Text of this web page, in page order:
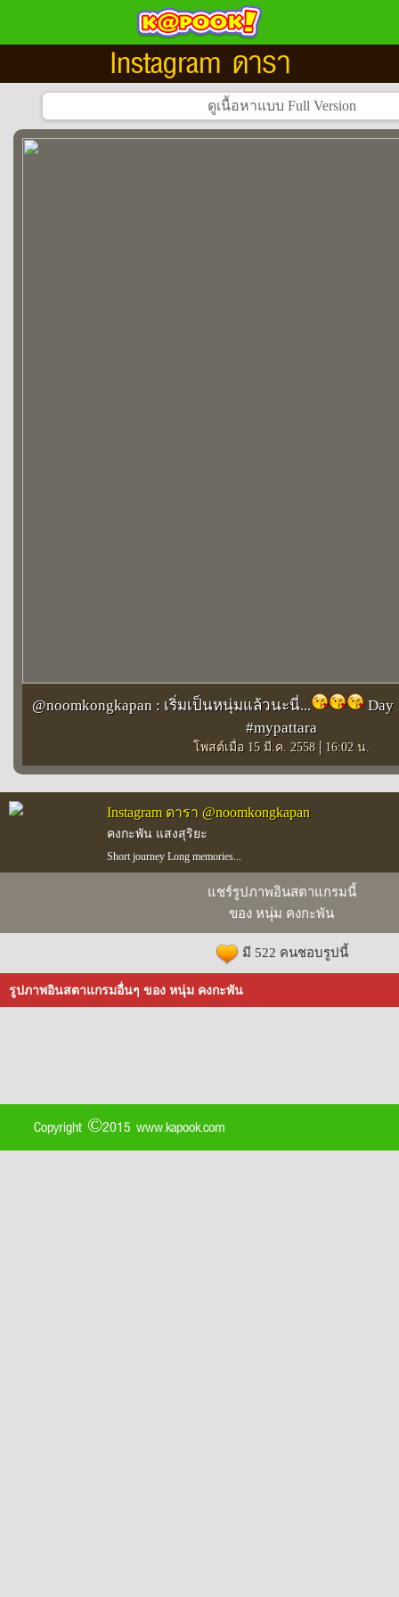
Instagram ดารา
@noomkongkapan : เริ่มเป็นหนุ่มแล้วนะนี่...
Day
#mypattara
โพสต์เมื่อ 15 มี.ค. 2558 | 16:02 น.
Instagram ดารา @noomkongkapan
คงกะพัน แสงสุริยะ
Short journey Long memories...
แชร์รูปภาพอินสตาแกรมนี้
ของ หนุ่ม คงกะพัน
มี 522 คนชอบรูปนี้
รูปภาพอินสตาแกรมอื่นๆ ของ หนุ่ม คงกะพัน
Copyright ©2015 www.kapook.com